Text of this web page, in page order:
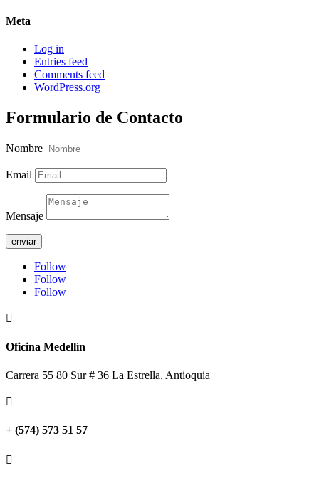
Meta
Log in
Entries feed
Comments feed
WordPress.org
Formulario de Contacto
Nombre
Email
Mensaje
enviar
Follow
Follow
Follow

Oficina Medellín
Carrera 55 80 Sur # 36 La Estrella, Antioquia

+ (574) 573 51 57
